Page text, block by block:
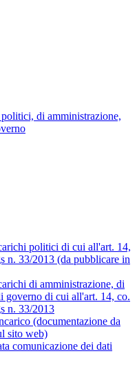
di amministrazione,
politici di cui all'art. 14,
n. 33/2013 (da pubblicare in
di amministrazione, di
governo di cui all'art. 14, co.
n. 33/2013
(documentazione da
sito web)
comunicazione dei dati